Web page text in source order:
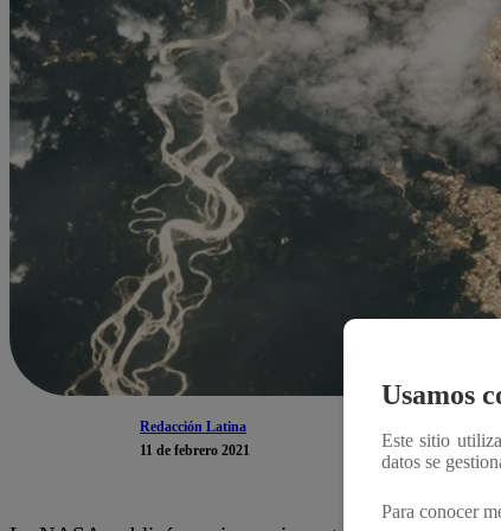
Redacción Latina
11 de febrero 2021
Usamos
Este sitio
datos se
Para conocer